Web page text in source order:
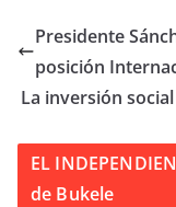
Presidente
posición
La inversión
EL
de Bukele